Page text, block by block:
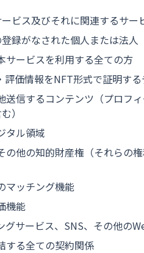
ビス及びそれに関連するサー
録がなされた個人または法人
サービスを利用する全ての方
価情報をNFT形式で証明す
送信するコンテンツ（プロフ
）
タル領域
他の知的財産権（それらの
マッチング機能
機能
グサービス、SNS、その他の
する全ての契約関係